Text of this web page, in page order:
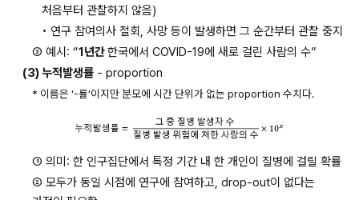
처음부터 관찰하지 않음)
• 연구 참여의사 철회, 사망 등이 발생하면 그 순간부터 관찰 중지
③ 예시: “1년간 한국에서 COVID-19에 새로 걸린 사람의 수”
(3) 누적발생률 - proportion
* 이름은 ‘-률’이지만 분모에 시간 단위가 없는 proportion 수치다.
① 의미: 한 인구집단에서 특정 기간 내 한 개인이 질병에 걸릴 확률
② 모두가 동일 시점에 연구에 참여하고, drop-out이 없다는